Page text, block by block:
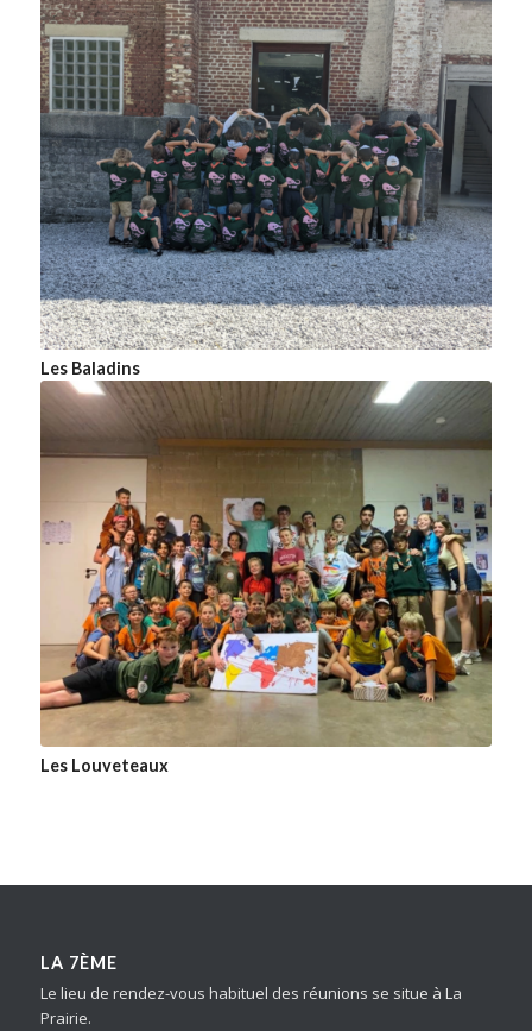
Les Baladins
Les Louveteaux
LA 7ÈME
Le lieu de rendez-vous habituel des réunions se situe à La
Prairie.